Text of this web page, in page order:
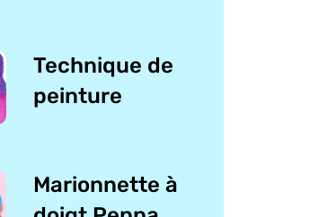
Technique de
peinture
Marionnette à